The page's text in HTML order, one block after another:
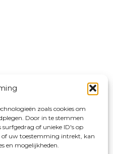
zoals cookies om
Door in te stemmen
of unieke ID's op
of uw toestemming intrekt, kan
en mogelijkheden.